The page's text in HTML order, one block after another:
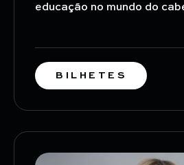
educação no mundo do
BILHETES